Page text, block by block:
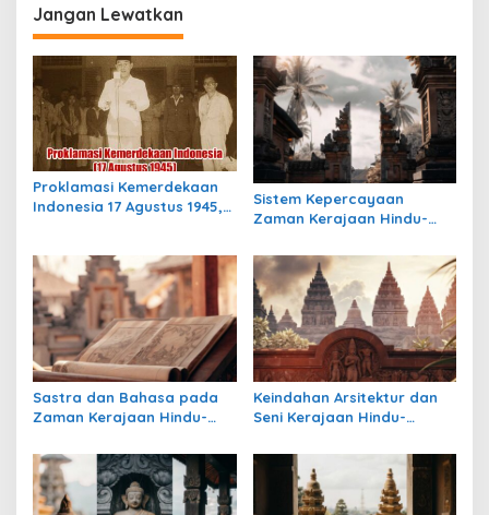
i
g
a
s
i
p
o
Jangan Lewatkan
Proklamasi Kemerdekaan
Indonesia 17 Agustus 1945,
Sistem Kepercayaan
Zaman Kerajaan Hindu-
Warisan Spiritual yang
Masih Bertahan
Sastra dan Bahasa pada
Zaman Kerajaan Hindu-
Keindahan Arsitektur dan
Seni Kerajaan Hindu-
Warisan Megah yang Abadi